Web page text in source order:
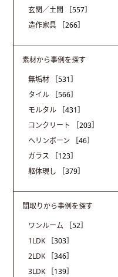
玄関／土間
［557］
造作家具
［266］
素材から事例を探す
無垢材
［531］
タイル
［566］
モルタル
［431］
コンクリート
［203］
ヘリンボーン
［46］
ガラス
［123］
躯体現し
［379］
間取りから事例を探す
ワンルーム
［52］
1LDK
［303］
2LDK
［346］
3LDK
［139］